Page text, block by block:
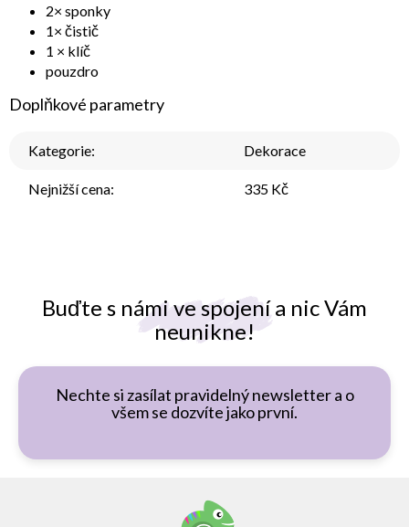
Buďte s námi ve spojení a nic Vám
neunikne!
Nechte si zasílat pravidelný newsletter a o
všem se dozvíte jako první.
2× sponky
1× čistič
1 × klíč
pouzdro
Doplňkové parametry
Kategorie: Dekorace
Nejnižší cena: 335 Kč